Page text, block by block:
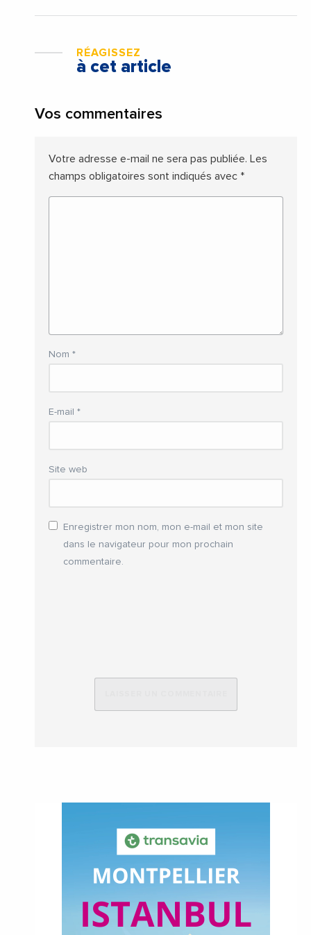
RÉAGISSEZ
à cet article
Vos commentaires
Votre adresse e-mail ne sera pas publiée. Les
champs obligatoires sont indiqués avec *
Nom *
E-mail *
Site web
Enregistrer mon nom, mon e-mail et mon site
dans le navigateur pour mon prochain
commentaire.